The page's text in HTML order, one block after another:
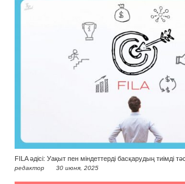
FILA әдісі: Уақыт пен міндеттерді басқарудың тиімді
редактор 30 июня, 2025